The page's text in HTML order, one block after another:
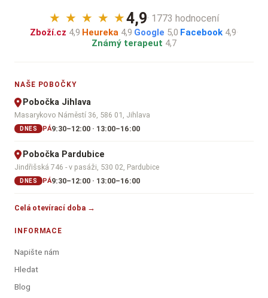
★ ★ ★ ★ ★4,9· 1773 hodnocení
Zboží.cz 4,9· Heureka 4,9·Google 5,0· Facebook 4,9·
Známý terapeut 4,7
NAŠE POBOČKY
Pobočka Jihlava
Masarykovo Náměstí 36, 586 01, Jihlava
DNES PÁ9:30–12:00 · 13:00–16:00
Pobočka Pardubice
Jindřišská 746 - v pasáži, 530 02, Pardubice
DNES PÁ9:30–12:00 · 13:00–16:00
Celá otevírací doba →
INFORMACE
Napište nám
Hledat
Blog